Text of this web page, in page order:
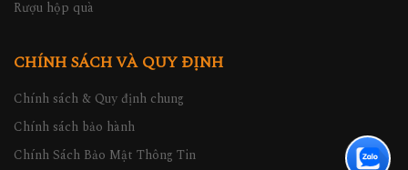
Rượu hộp quà
CHÍNH SÁCH VÀ QUY ĐỊNH
Chính sách & Quy định chung
Chính sách bảo hành
Chính Sách Bảo Mật Thông Tin